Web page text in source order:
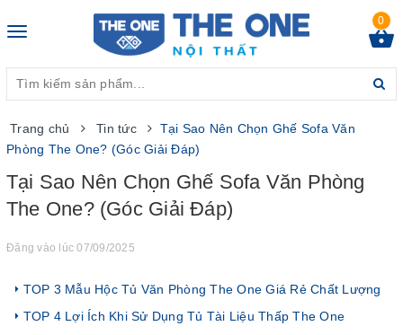
Toggle
0
Trang chủ Tin tức
Tại Sao Nên Chọn Ghế Sofa Văn
Phòng The One? (Góc Giải Đáp)
Tại Sao Nên Chọn Ghế Sofa Văn Phòng
The One? (Góc Giải Đáp)
Đăng vào lúc 07/09/2025
TOP 3 Mẫu Hộc Tủ Văn Phòng The One Giá Rẻ Chất Lượng
TOP 4 Lợi Ích Khi Sử Dụng Tủ Tài Liệu Thấp The One